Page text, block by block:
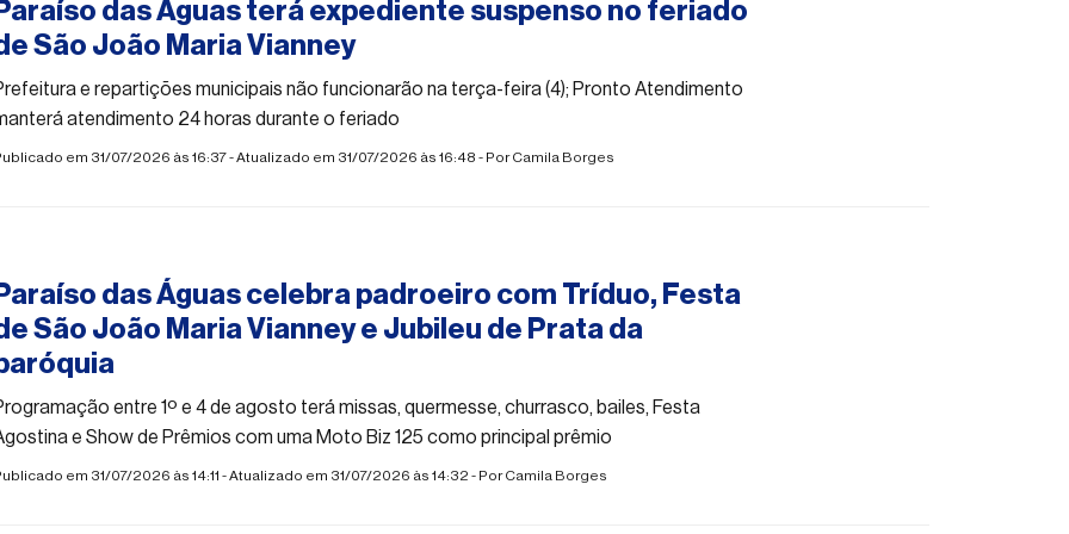
das Águas terá expediente suspenso no feriado
São João Maria Vianney
e repartições municipais não funcionarão na terça-feira (4); Pronto Atendimento
atendimento 24 horas durante o feriado
em 31/07/2026 às 16:37 - Atualizado em 31/07/2026 às 16:48 - PorCamila Borges
das Águas celebra padroeiro com Tríduo, Festa
São João Maria Vianney e Jubileu de Prata da
entre 1º e 4 de agosto terá missas, quermesse, churrasco, bailes, Festa
e Show de Prêmios com uma Moto Biz 125 como principal prêmio
em 31/07/2026 às 14:11 - Atualizado em 31/07/2026 às 14:32 - PorCamila Borges